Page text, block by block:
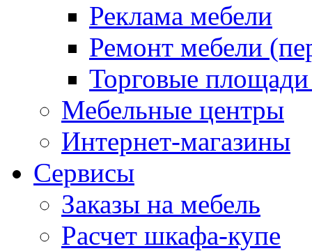
Реклама мебели
Ремонт мебели
Торговые
Мебельные центры
Интернет-магазины
Сервисы
Заказы на мебель
Расчет шкафа-купе